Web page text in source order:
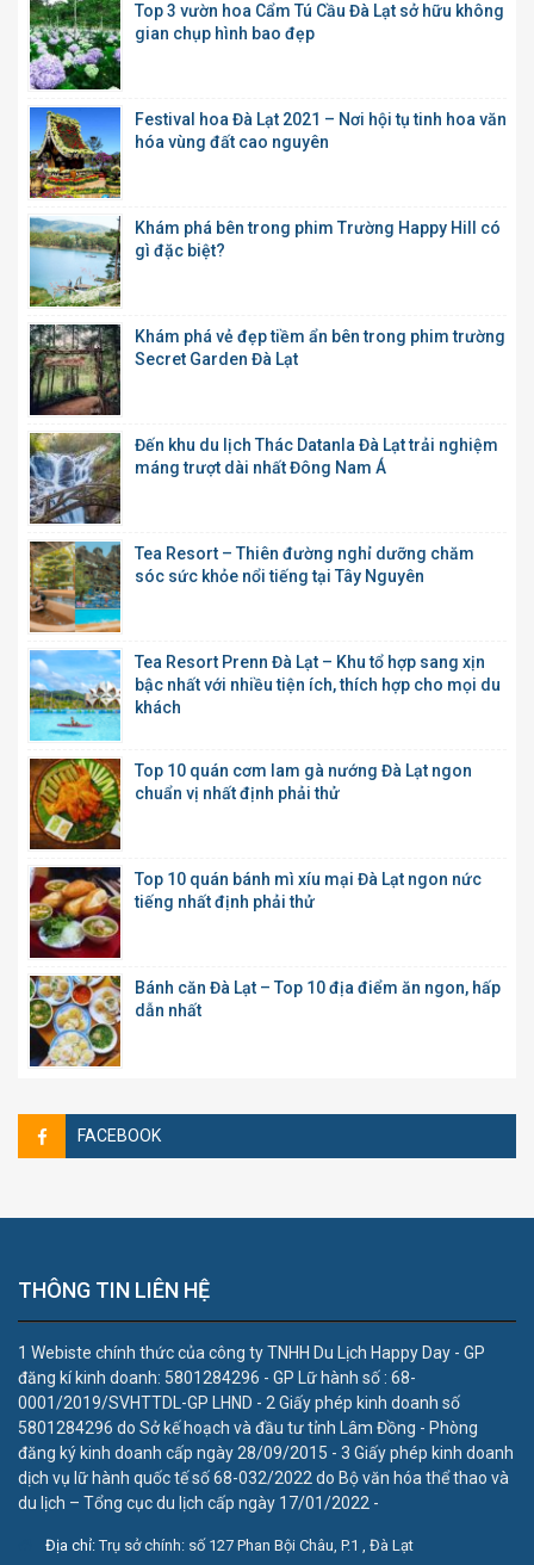
Top 3 vườn hoa Cẩm Tú Cầu Đà Lạt sở hữu không
gian chụp hình bao đẹp
Festival hoa Đà Lạt 2021 – Nơi hội tụ tinh hoa văn
hóa vùng đất cao nguyên
Khám phá bên trong phim Trường Happy Hill có
gì đặc biệt?
Khám phá vẻ đẹp tiềm ẩn bên trong phim trường
Secret Garden Đà Lạt
Đến khu du lịch Thác Datanla Đà Lạt trải nghiệm
máng trượt dài nhất Đông Nam Á
Tea Resort – Thiên đường nghỉ dưỡng chăm
sóc sức khỏe nổi tiếng tại Tây Nguyên
Tea Resort Prenn Đà Lạt – Khu tổ hợp sang xịn
bậc nhất với nhiều tiện ích, thích hợp cho mọi du
khách
Top 10 quán cơm lam gà nướng Đà Lạt ngon
chuẩn vị nhất định phải thử
Top 10 quán bánh mì xíu mại Đà Lạt ngon nức
tiếng nhất định phải thử
Bánh căn Đà Lạt – Top 10 địa điểm ăn ngon, hấp
dẫn nhất
FACEBOOK
THÔNG TIN LIÊN HỆ
1 Webiste chính thức của công ty TNHH Du Lịch Happy Day - GP
đăng kí kinh doanh: 5801284296 - GP Lữ hành số : 68-
0001/2019/SVHTTDL-GP LHND - 2 Giấy phép kinh doanh số
5801284296 do Sở kế hoạch và đầu tư tỉnh Lâm Đồng - Phòng
đăng ký kinh doanh cấp ngày 28/09/2015 - 3 Giấy phép kinh doanh
dịch vụ lữ hành quốc tế số 68-032/2022 do Bộ văn hóa thể thao và
du lịch – Tổng cục du lịch cấp ngày 17/01/2022 -
Địa chỉ:Trụ sở chính: số 127 Phan Bội Châu, P.1 , Đà Lạt